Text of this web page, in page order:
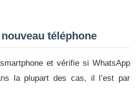
téléphone
et vérifie si WhatsApp
la plupart des cas, il l’est par